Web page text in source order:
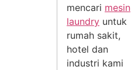
mencari mesin
laundry untuk
rumah sakit,
hotel dan
industri kami